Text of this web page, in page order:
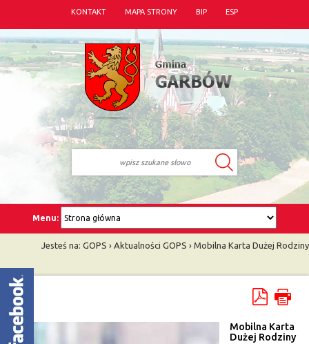
KONTAKT MAPA STRONY BIP ESP
Menu:
Jesteś na: GOPS › Aktualności GOPS › Mobilna Karta Dużej Rodziny
Mobilna Karta
Dużej Rodziny